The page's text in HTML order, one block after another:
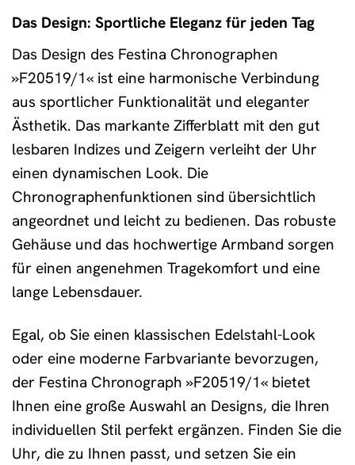
Das Design: Sportliche Eleganz für jeden Tag
Das Design des Festina Chronographen
»F20519/1« ist eine harmonische Verbindung
aus sportlicher Funktionalität und eleganter
Ästhetik. Das markante Zifferblatt mit den gut
lesbaren Indizes und Zeigern verleiht der Uhr
einen dynamischen Look. Die
Chronographenfunktionen sind übersichtlich
angeordnet und leicht zu bedienen. Das robuste
Gehäuse und das hochwertige Armband sorgen
für einen angenehmen Tragekomfort und eine
lange Lebensdauer.
Egal, ob Sie einen klassischen Edelstahl-Look
oder eine moderne Farbvariante bevorzugen,
der Festina Chronograph »F20519/1« bietet
Ihnen eine große Auswahl an Designs, die Ihren
individuellen Stil perfekt ergänzen. Finden Sie die
Uhr, die zu Ihnen passt, und setzen Sie ein